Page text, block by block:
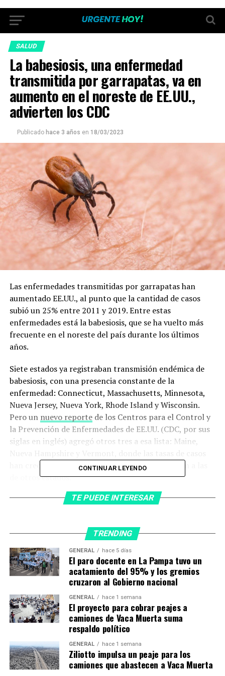
SALUD
La babesiosis, una enfermedad
transmitida por garrapatas, va en
aumento en el noreste de EE.UU.,
advierten los CDC
Publicado hace 3 años en 18/03/2023
Las enfermedades transmitidas por garrapatas han
aumentado EE.UU., al punto que la cantidad de casos
subió un 25% entre 2011 y 2019. Entre estas
enfermedades está la babesiosis, que se ha vuelto más
frecuente en el noreste del país durante los últimos
años.
Siete estados ya registraban transmisión endémica de
babesiosis, con una presencia constante de la
enfermedad: Connecticut, Massachusetts, Minnesota,
Nueva Jersey, Nueva York, Rhode Island y Wisconsin.
Pero un nuevo reportede los Centros para el Control y
la Prevención de Enfermedades de EE.UU. (CDC, por sus
siglas en inglés) agregó otros tres a esa lista: Maine,
han crecido más rápido y ahora igualan o superan a las
de otros estados.
Entre esos 10 estados, los casos reportados de
aproximadamente un 30% más bajas en 2019 que en
2011.
En general, se informaron más de 16.000 casos de
babesiosis a los CDC entre 2011 y 2019, según el
informe.
Los síntomas de la enfermedad incluyen fiebre, dolor
muscular y articular y dolor de cabeza. La babesiosis
puede variar de leve a grave y puede ser fatal en algunos
casos. Las infecciones también pueden ser
asintomáticas, por lo que es posible que los pacientes no
CONTINUAR LEYENDO
TE PUEDE INTERESAR
TRENDING
GENERAL hace 5 días
El paro docente en La Pampa tuvo un
acatamiento del 95% y los gremios
cruzaron al Gobierno nacional
GENERAL hace 1 semana
El proyecto para cobrar peajes a
camiones de Vaca Muerta suma
respaldo político
GENERAL hace 1 semana
Ziliotto impulsa un peaje para los
camiones que abastecen a Vaca Muerta